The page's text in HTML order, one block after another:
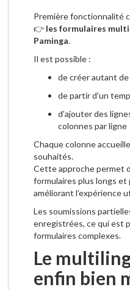
Première fonctionnalité
👉 les formulaires
Paminga.
Il est possible :
de créer autant
de partir d’un
d’ajouter des
colonnes par ligne
Chaque colonne
souhaités.
Cette approche permet
formulaires plus longs
améliorant l’expérience
Les soumissions
enregistrées, ce qui est
formulaires complexes.
Le
enfin bien